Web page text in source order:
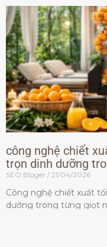
công nghệ chiết
trọn dinh dưỡng
SEO Bloger 21/04/2026
Công nghệ chiết xuất
dưỡng trong từng giọt